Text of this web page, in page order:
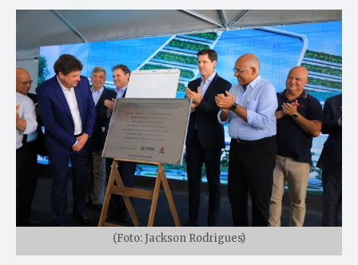
(Foto: Jackson Rodrigues)